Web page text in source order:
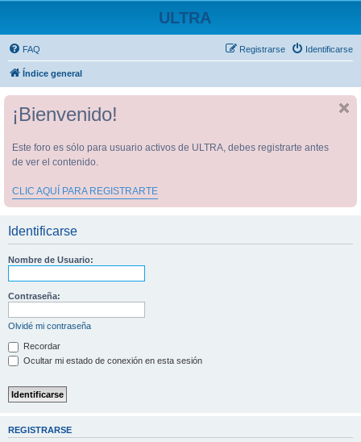
ULTRA
FAQ Identificarse
Registrarse
Índice general
¡Bienvenido!
Este foro es sólo para usuario activos de ULTRA, debes registrarte antes
de ver el contenido.
CLIC AQUÍ PARA REGISTRARTE
Identificarse
Nombre de Usuario:
Contraseña:
Olvidé mi contraseña
Recordar
Ocultar mi estado de conexión en esta sesión
REGISTRARSE